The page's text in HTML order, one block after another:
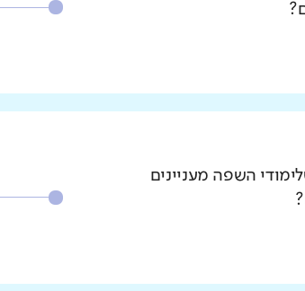
השפה מעניינים